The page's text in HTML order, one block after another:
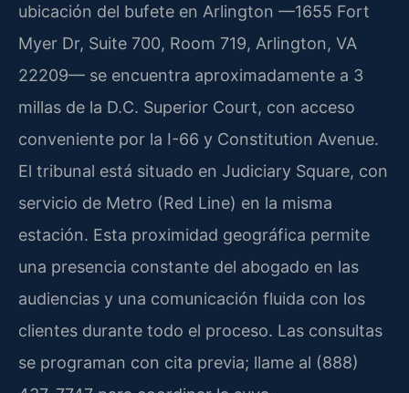
ubicación del bufete en Arlington —1655 Fort
Myer Dr, Suite 700, Room 719, Arlington, VA
22209— se encuentra aproximadamente a 3
millas de la D.C. Superior Court, con acceso
conveniente por la I-66 y Constitution Avenue.
El tribunal está situado en Judiciary Square, con
servicio de Metro (Red Line) en la misma
estación. Esta proximidad geográfica permite
una presencia constante del abogado en las
audiencias y una comunicación fluida con los
clientes durante todo el proceso. Las consultas
se programan con cita previa; llame al (888)